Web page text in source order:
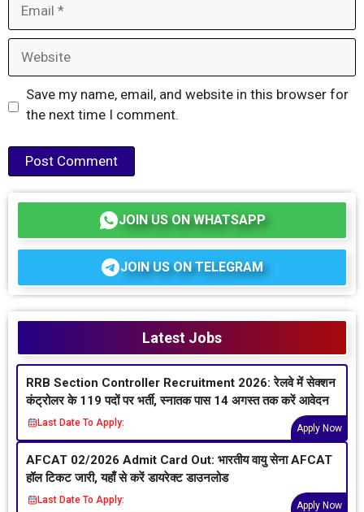
Save my name, email, and website in this browser for
the next time I comment.
JOIN US ON WHATSAPP
JOIN US ON TELEGRAM
Latest Jobs
RRB Section Controller Recruitment 2026: रेलवे में सेक्शन
कंट्रोलर के 119 पदों पर भर्ती, स्नातक पास 14 अगस्त तक करें आवेदन
Last Date To Apply:
Apply Now
AFCAT 02/2026 Admit Card Out: भारतीय वायु सेना AFCAT
हॉल टिकट जारी, यहाँ से करें डायरेक्ट डाउनलोड
Last Date To Apply:
Apply Now